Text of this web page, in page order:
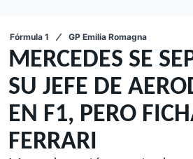
Fórmula 1 GP Emilia Romagna
MERCEDES SE
SU JEFE DE
EN F1, PERO
FERRARI